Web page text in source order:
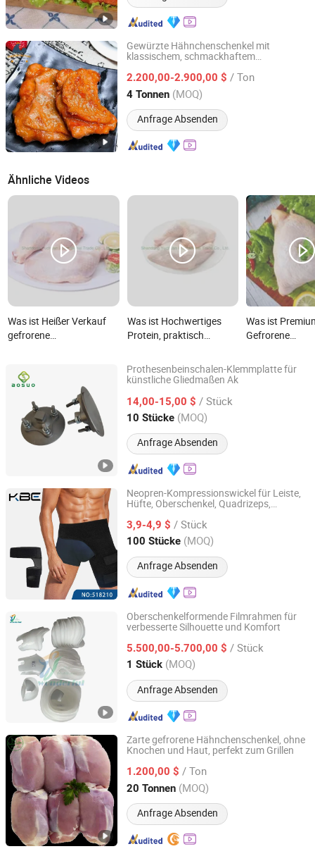
Gewürzte Hähnchenschenkel mit
klassischem, schmackhaftem
Produkt aus China
2.200,00-2.900,00 $ / Ton
4 Tonnen (MOQ)
Anfrage Absenden
Huaxu Yuanda (Qingdao) International Trade Co., Ltd.
Shandong, China Seit 2026
Ähnliche Videos
Was ist Heißer Verkauf
gefrorene
Was ist Hochwertiges
Protein, praktisch
Hähnchenschenkel mit
gefrorenem Hüftknochen
Was ist
Gefrorene
Hoher
Prothesenbeinschalen-Klemmplatte für
künstliche Gliedmaßen Ak
14,00-15,00 $ / Stück
10 Stücke (MOQ)
Anfrage Absenden
Shijiazhuang New Aosuo Medical Equipment Co., Ltd.
Hebei, China Seit 2022
Neopren-Kompressionswickel für Leiste,
Hüfte, Oberschenkel, Quadrizeps,
3,9-4,9 $ / Stück
100 Stücke (MOQ)
Anfrage Absenden
Ningbo Kangbeien Heatlh Tech. Co., Ltd.
Zhejiang, China Seit 2025
Oberschenkelformende Filmrahmen für
verbesserte Silhouette und Komfort
5.500,00-5.700,00 $ / Stück
1 Stück (MOQ)
Anfrage Absenden
Shijiazhuang Wonderfu Rehabilitation Device Technology
Co., Ltd.
Hebei, China Seit 2019
Zarte gefrorene Hähnchenschenkel, ohne
Knochen und Haut, perfekt zum Grillen
1.200,00 $ / Ton
20 Tonnen (MOQ)
Anfrage Absenden
QINGDAO YUM NEW GROUP CO., LTD.
Shandong, China Seit 2025